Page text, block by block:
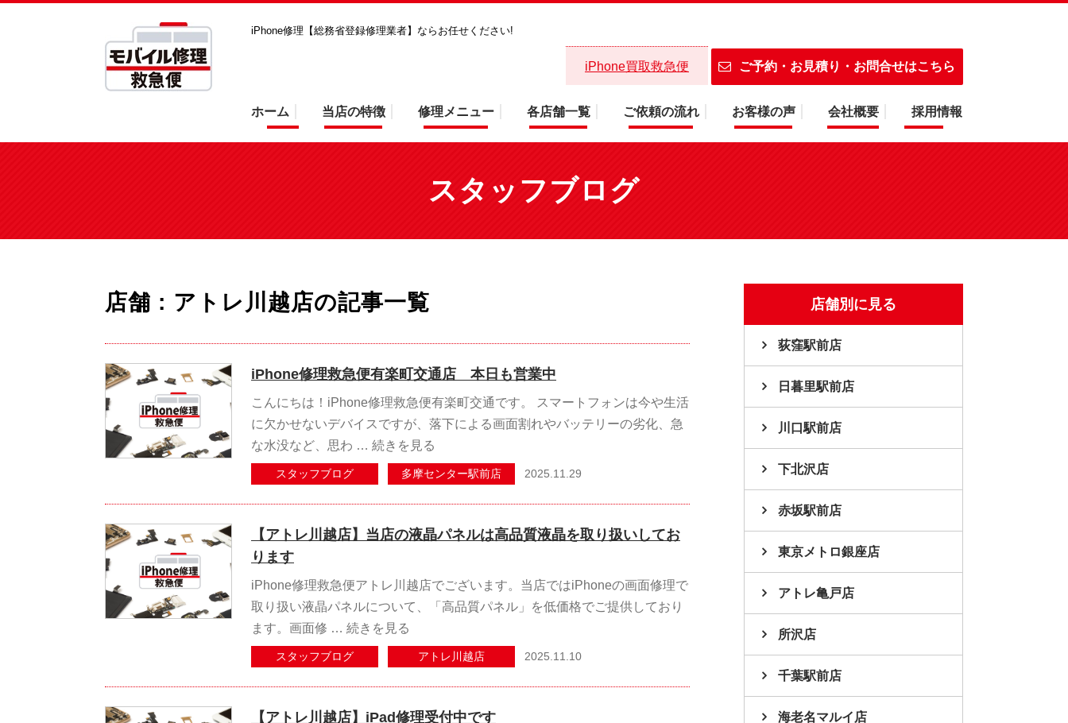
iPhone修理【総務省登録修理業者】ならお任せください!
iPhone買取救急便 ご予約・お見積り・お問合せはこちら
ホーム 当店の特徴 修理メニュー 各店舗一覧 ご依頼の流れ お客様の声 会社概要 採用情報
スタッフブログ
店舗 : アトレ川越店の記事一覧
iPhone修理救急便有楽町交通店 本日も営業中
こんにちは！iPhone修理救急便有楽町交通です。 スマートフォンは今や生活
に欠かせないデバイスですが、落下による画面割れやバッテリーの劣化、急
な水没など、思わ … 続きを見る
スタッフブログ 多摩センター駅前店 2025.11.29
【アトレ川越店】当店の液晶パネルは高品質液晶を取り扱いしてお
ります
iPhone修理救急便アトレ川越店でございます。当店ではiPhoneの画面修理で
取り扱い液晶パネルについて、「高品質パネル」を低価格でご提供しており
ます。画面修 … 続きを見る
スタッフブログ アトレ川越店 2025.11.10
【アトレ川越店】iPad修理受付中です
店舗別に見る
荻窪駅前店
日暮里駅前店
川口駅前店
下北沢店
赤坂駅前店
東京メトロ銀座店
アトレ亀戸店
所沢店
千葉駅前店
海老名マルイ店